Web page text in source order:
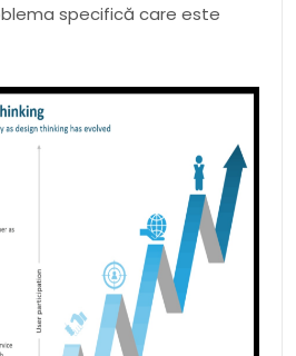
specifică care este